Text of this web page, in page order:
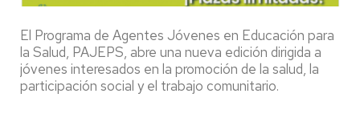
El Programa de Agentes Jóvenes en Educación para
la Salud, PAJEPS, abre una nueva edición dirigida a
jóvenes interesados en la promoción de la salud, la
participación social y el trabajo comunitario.